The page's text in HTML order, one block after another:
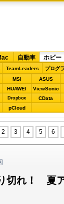
自動車 ホビー
TeamLeaders プログ
MSI ASUS
HUAWEI ViewSonic
Dropbox CData
pCloud
2 3 4 5 6
切れ！ 夏